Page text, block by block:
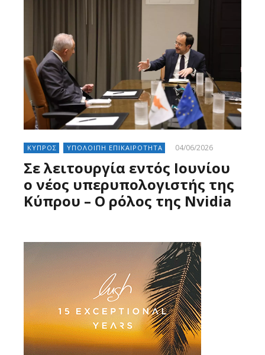
ΚΥΠΡΟΣ ΥΠΟΛΟΙΠΗ ΕΠΙΚΑΙΡΟΤΗΤΑ 04/06/2026
Σε λειτουργία εντός Ιουνίου
ο νέος υπερυπολογιστής της
Κύπρου – Ο ρόλος της Nvidia